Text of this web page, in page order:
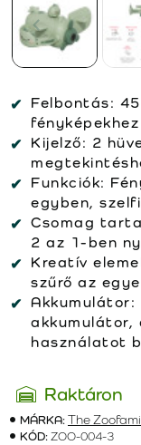
Felbontás:
Kijelző: 2
Funkciók:
egyben,
Csomag
2 az 1-ben
Kreatív
szűrő az
Akkumulátor:
akkumulátor,
használatot
Raktáron
MÁRKA:The
KÓD:ZOO-004-3